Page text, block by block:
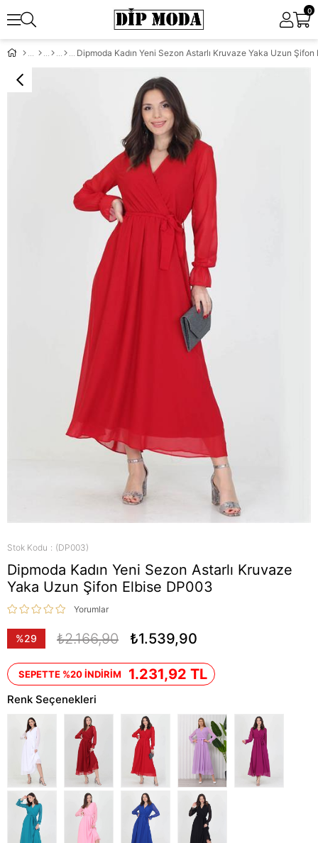
0
Dipmoda Kadın Yeni Sezon Astarlı Kruvaze Yaka Uzun
Stok Kodu (DP003)
Dipmoda Kadın Yeni Sezon Astarlı Kruvaze
Yaka Uzun Şifon Elbise DP003
Yorumlar
%29
₺2.166,90 ₺1.539,90
SEPETTE %20 İNDİRİM 1.231,92 TL
Renk Seçenekleri